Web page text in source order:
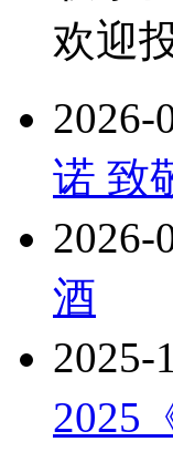
欢迎
2026-
诺 致
2026-
酒
2025-
2025